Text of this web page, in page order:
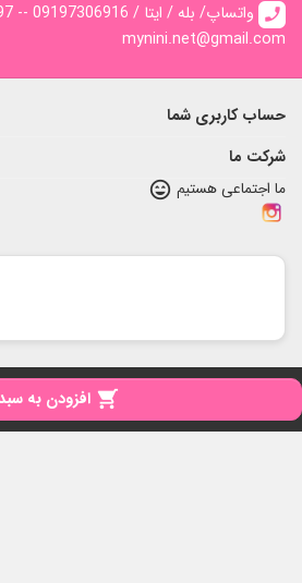
 افزودن به سبد
call 02144438097 -- واتساپ/ بله / ایتا / 09197306916
mynini.net@gmail.com
حساب کاربری شما
شرکت ما
ما اجتماعی هستیم sentiment_very_satisfied
تمامی حقوق برای مای نی نی محفوظ است